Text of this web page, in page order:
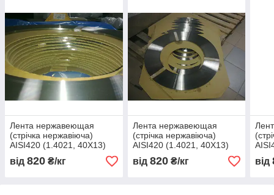
Лента нержавеющая
(стрічка нержавіюча)
AISI420 (1.4021, 40Х13)
мякгая 400 х 0,29
від 820 ₴/кг
Лента нержавеющая
(стрічка нержавіюча)
AISI420 (1.4021, 40Х13)
мякгая 400 х 0,30
від 820₴/кг від